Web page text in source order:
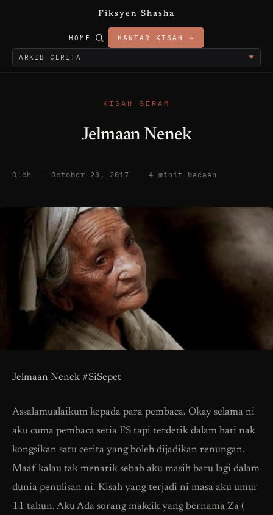
Fiksyen Shasha
HOME HANTAR KISAH →
KISAH SERAM
Jelmaan Nenek
Oleh — October 23, 2017 — 4 minit bacaan
Jelmaan Nenek #SiSepet
Assalamualaikum kepada para pembaca. Okay selama ni
aku cuma pembaca setia FS tapi terdetik dalam hati nak
kongsikan satu cerita yang boleh dijadikan renungan.
Maaf kalau tak menarik sebab aku masih baru lagi dalam
dunia penulisan ni. Kisah yang terjadi ni masa aku umur
11 tahun. Aku Ada sorang makcik yang bernama Za (